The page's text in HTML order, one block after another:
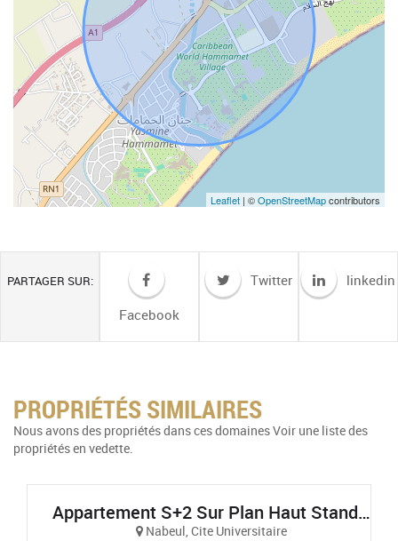
Leaflet | ©OpenStreetMapcontributors
PARTAGER SUR:
Facebook
Twitter linkedin
PROPRIÉTÉS SIMILAIRES
Nous avons des propriétés dans ces domaines Voir une liste des
propriétés en vedette.
Appartement S+2 Sur Plan Haut Standing Et Vue Sur Mer À AFH Mrezga, Cité El Wafa, Nabeul
Nabeul, Cite Universitaire